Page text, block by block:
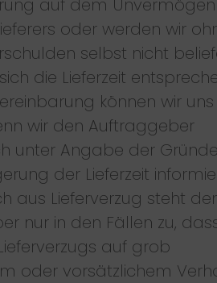
auf dem Unvermögen
oder werden wir
selbst nicht
die Lieferzeit
können wir
wir den Auftraggeber
unter Angabe der
der Lieferzeit
aus Lieferverzug steht
nur in den Fällen zu,
auf grob
oder vorsätzlichem